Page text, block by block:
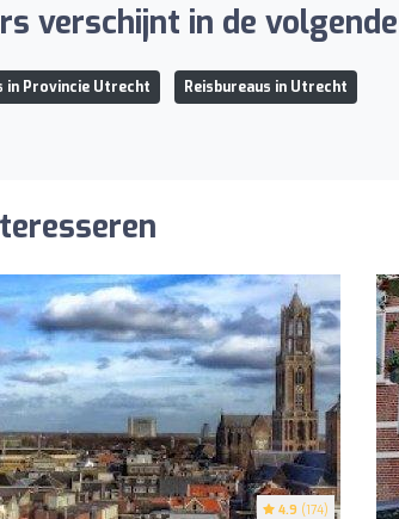
verschijnt in de
in Provincie Utrecht Reisbureaus in Utrecht
4.9 (174)